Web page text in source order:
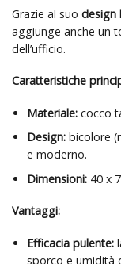
Grazie al suo design
aggiunge anche un
dell’ufficio.
Caratteristiche
Materiale:cocco
Design:bicolore
e moderno.
Dimensioni:40 x
Vantaggi:
Efficacia pulente:
sporco e umidità